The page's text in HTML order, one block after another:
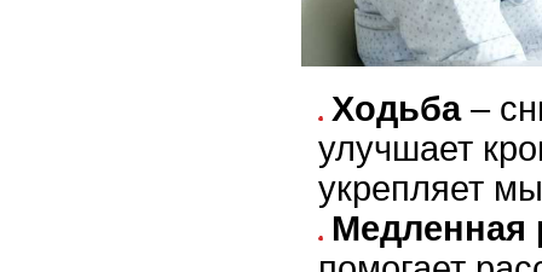
Ходьба–
улучшает
укрепляет
Медленная